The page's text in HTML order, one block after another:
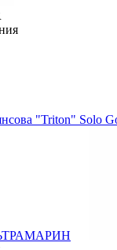
"Triton" Solo